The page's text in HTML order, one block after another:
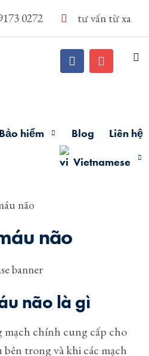
0272 tư vấn từ xa
Bảo hiểm Blog Liên hệ
Vietnamese
não
não
não là gì
mạch chính cung cấp cho
trong và khi các mạch